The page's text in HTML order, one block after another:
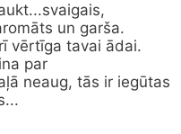
un garša.
vērtīga tavai ādai.
par
neaug, tās ir iegūtas